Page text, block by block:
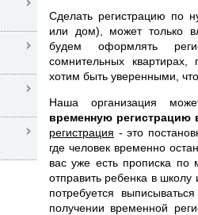
Сделать регистрацию по
или дом), может только
будем оформлять
сомнительных
хотим быть уверенными,
Наша организация
временную
регистрация - это
где человек временно
вас уже есть прописка по
отправить ребенка в
потребуется
получении временной